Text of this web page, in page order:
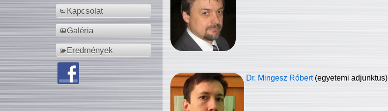
Kapcsolat
Galéria
Eredmények
Dr. Mingesz Róbert (egyetemi adjunktus)